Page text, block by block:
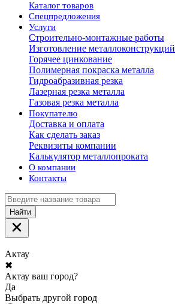
Каталог товаров
Спецпредложения
Услуги
Строительно-монтажные работы
Изготовление металлоконструкций
Горячее цинкование
Полимерная покраска металла
Гидроабразивная резка
Лазерная резка металла
Газовая резка металла
Покупателю
Доставка и оплата
Как сделать заказ
Реквизиты компании
Калькулятор металлопроката
О компании
Контакты
Найти
Актау
✖
Актау ваш город?
Да
Выбрать другой город